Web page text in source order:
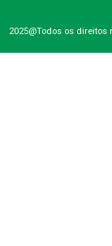
2025@Todos os